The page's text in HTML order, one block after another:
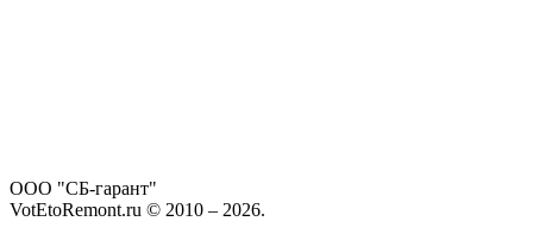
ООО "СБ-гарант"
VotEtoRemont.ru © 2010 – 2026.